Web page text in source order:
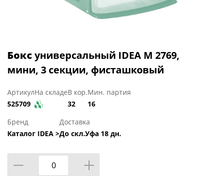
Бокс универсальный IDEA М 2769,
мини, 3 секции, фисташковый
Артикул
525709
На складеВ кор.
32
Мин. партия
16
Бренд
Каталог IDEA >
Доставка
До скл.Уфа 18 дн.